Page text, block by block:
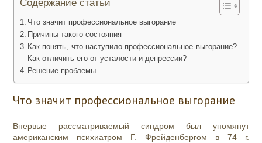
Содержание статьи
Что значит профессиональное выгорание
Причины такого состояния
Как понять, что наступило профессиональное выгорание?
Как отличить его от усталости и депрессии?
Решение проблемы
Что значит профессиональное выгорание
Впервые рассматриваемый синдром был упомянут
американским психиатром Г. Фрейденбергом в 74 г.